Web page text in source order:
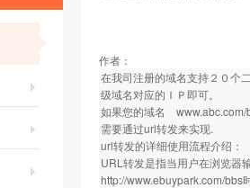
作者：
在我司注册的域名支持２０个
级域名对应的ＩＰ即可。
如果您的域名 www.abc.com/
需要通过url转发来实现.
url转发的详细使用流程介绍：
URL转发是指当用户在浏览器
http://www.ebuypark.com/bbs